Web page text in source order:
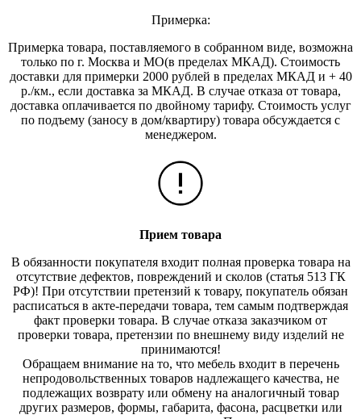
Примерка:
Примерка товара, поставляемого в собранном виде, возможна
только по г. Москва и МО(в пределах МКАД). Стоимость
доставки для примерки 2000 рублей в пределах МКАД и + 40
р./км., если доставка за МКАД. В случае отказа от товара,
доставка оплачивается по двойному тарифу. Стоимость услуг
по подъему (заносу в дом/квартиру) товара обсуждается с
менеджером.
Прием товара
В обязанности покупателя входит полная проверка товара на
отсутствие дефектов, повреждений и сколов (статья 513 ГК
РФ)! При отсутствии претензий к товару, покупатель обязан
расписаться в акте-передачи товара, тем самым подтверждая
факт проверки товара. В случае отказа заказчиком от
проверки товара, претензии по внешнему виду изделий не
принимаются!
Обращаем внимание на то, что мебель входит в перечень
непродовольственных товаров надлежащего качества, не
подлежащих возврату или обмену на аналогичный товар
других размеров, формы, габарита, фасона, расцветки или